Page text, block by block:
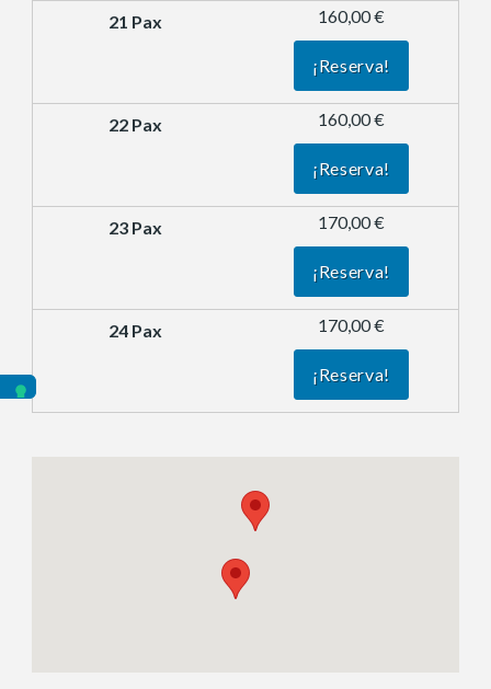
160,00 €
¡Reserva!
160,00 €
¡Reserva!
170,00 €
¡Reserva!
170,00 €
¡Reserva!